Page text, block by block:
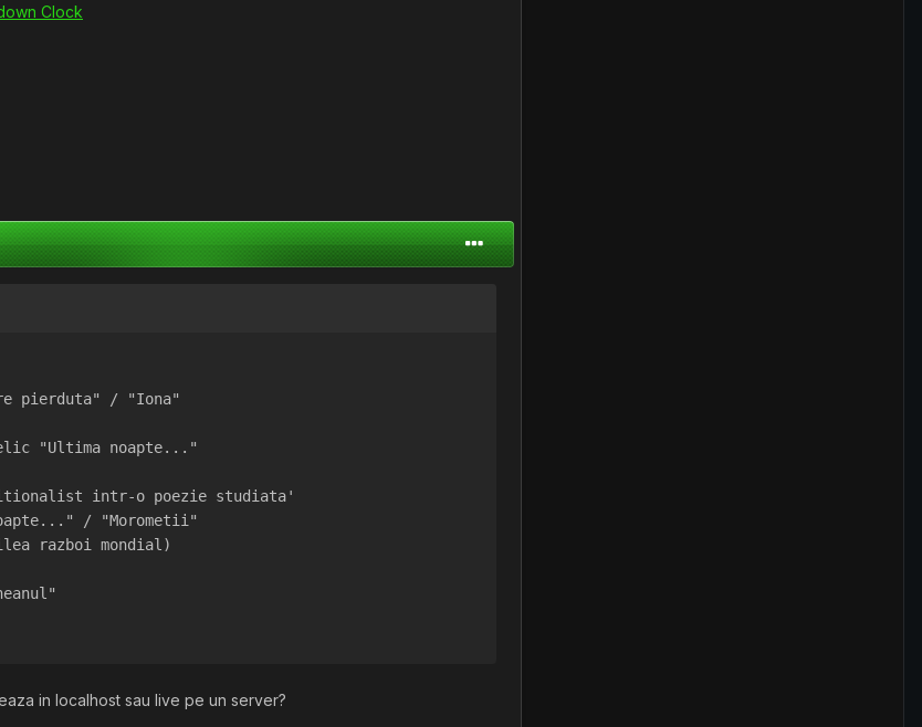
Clock
pierduta" / "Iona"
"Ultima noapte..."
intr-o poezie studiata'
/ "Morometii"
razboi mondial)
in localhost sau live pe un server?